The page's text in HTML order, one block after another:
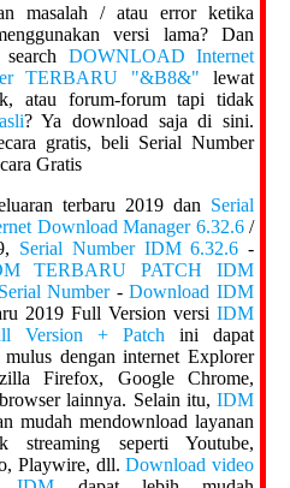
masalah / atau error ketika
versi lama? Dan
DOWNLOAD Internet
TERBARU "&B8&" lewat
atau forum-forum tapi tidak
? Ya download saja di sini.
gratis, beli Serial Number
Gratis
terbaru 2019 dan Serial
Download Manager 6.32.6/
Serial Number IDM 6.32.6 -
TERBARU PATCH IDM
Serial Number-Download IDM
2019 Full Version versiIDM
Version + Patch ini dapat
mulus dengan internet Explorer
Firefox, Google Chrome,
lainnya. Selain itu,IDM
mudah mendownload layanan
streaming seperti Youtube,
Playwire, dll.Download video